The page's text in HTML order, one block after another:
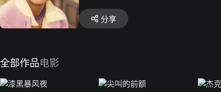
分享
全部作品电影